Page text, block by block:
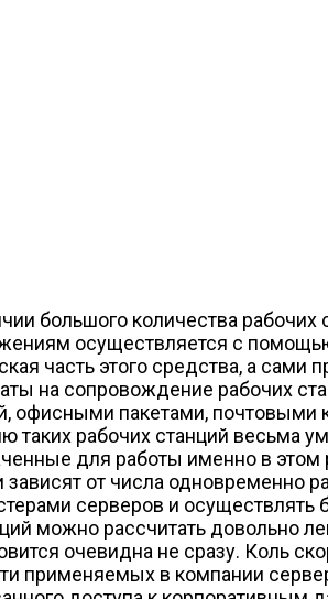
большого количества
осуществляется с
часть этого средства, а
на сопровождение рабочих
офисными пакетами, почтовыми
рабочих станций весьма
для работы именно в
от числа одновременно
серверов и осуществлять
можно рассчитать довольно
очевидна не сразу. Коль
применяемых в компании